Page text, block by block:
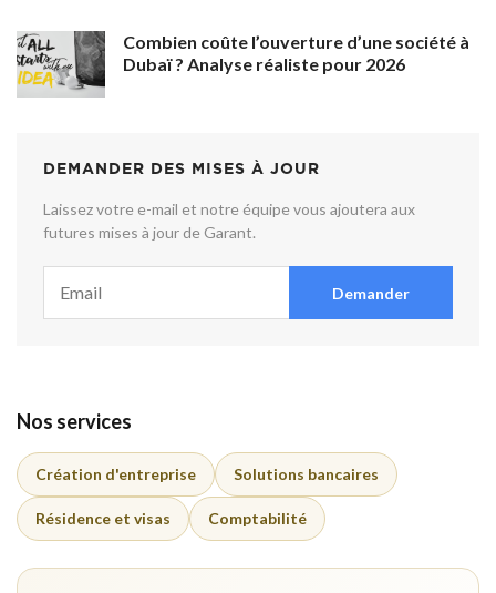
Combien coûte l’ouverture d’une société à
Dubaï ? Analyse réaliste pour 2026
DEMANDER DES MISES À JOUR
Laissez votre e-mail et notre équipe vous ajoutera aux
futures mises à jour de Garant.
Demander
Nos services
Création d'entreprise Solutions bancaires
Résidence et visas Comptabilité